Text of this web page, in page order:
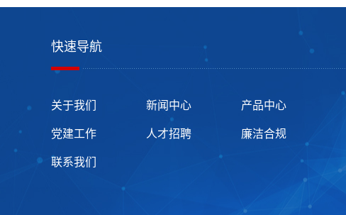
快速导航
关于我们 新闻中心 产品中心
党建工作 人才招聘 廉洁合规
联系我们